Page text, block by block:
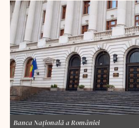
Banca Națională a României